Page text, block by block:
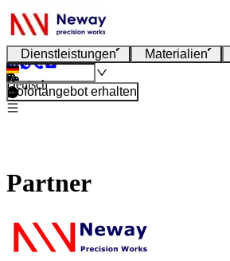
Dienstleistungen Materialien
Deutsch
Sofortangebot erhalten
Partner